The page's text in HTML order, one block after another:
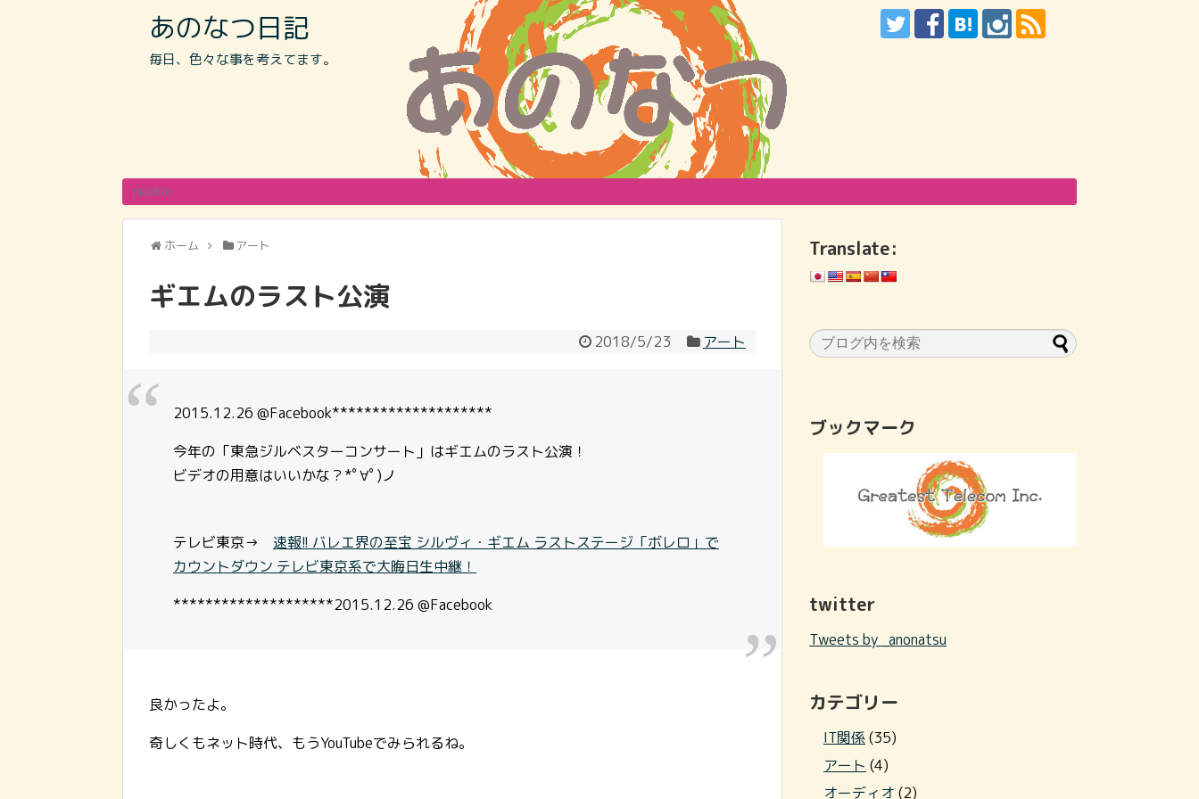
あのなつ日記
毎日、色々な事を考えてます。
profile
ホーム アート
ギエムのラスト公演
2018/5/23 アート
2015.12.26 @Facebook********************
今年の「東急ジルベスターコンサート」はギエムのラスト公演！
ビデオの用意はいいかな？*ﾟ∀ﾟ)ノ
テレビ東京→ 速報!! バレエ界の至宝 シルヴィ・ギエム ラストステージ「ボレロ」で
カウントダウン テレビ東京系で大晦日生中継！
********************2015.12.26 @Facebook
良かったよ。
奇しくもネット時代、もうYouTubeでみられるね。
Translate:
ブックマーク
twitter
Tweets by _anonatsu
カテゴリー
IT関係(35)
アート (4)
オーディオ (2)